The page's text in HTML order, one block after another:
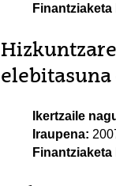
elebitasuna
Ikertzaile
Iraupena: